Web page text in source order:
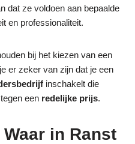
dat ze voldoen aan bepaalde
en professionaliteit.
bij het kiezen van een
er zeker van zijn dat je een
inschakelt die
een redelijke prijs.
in Ranst